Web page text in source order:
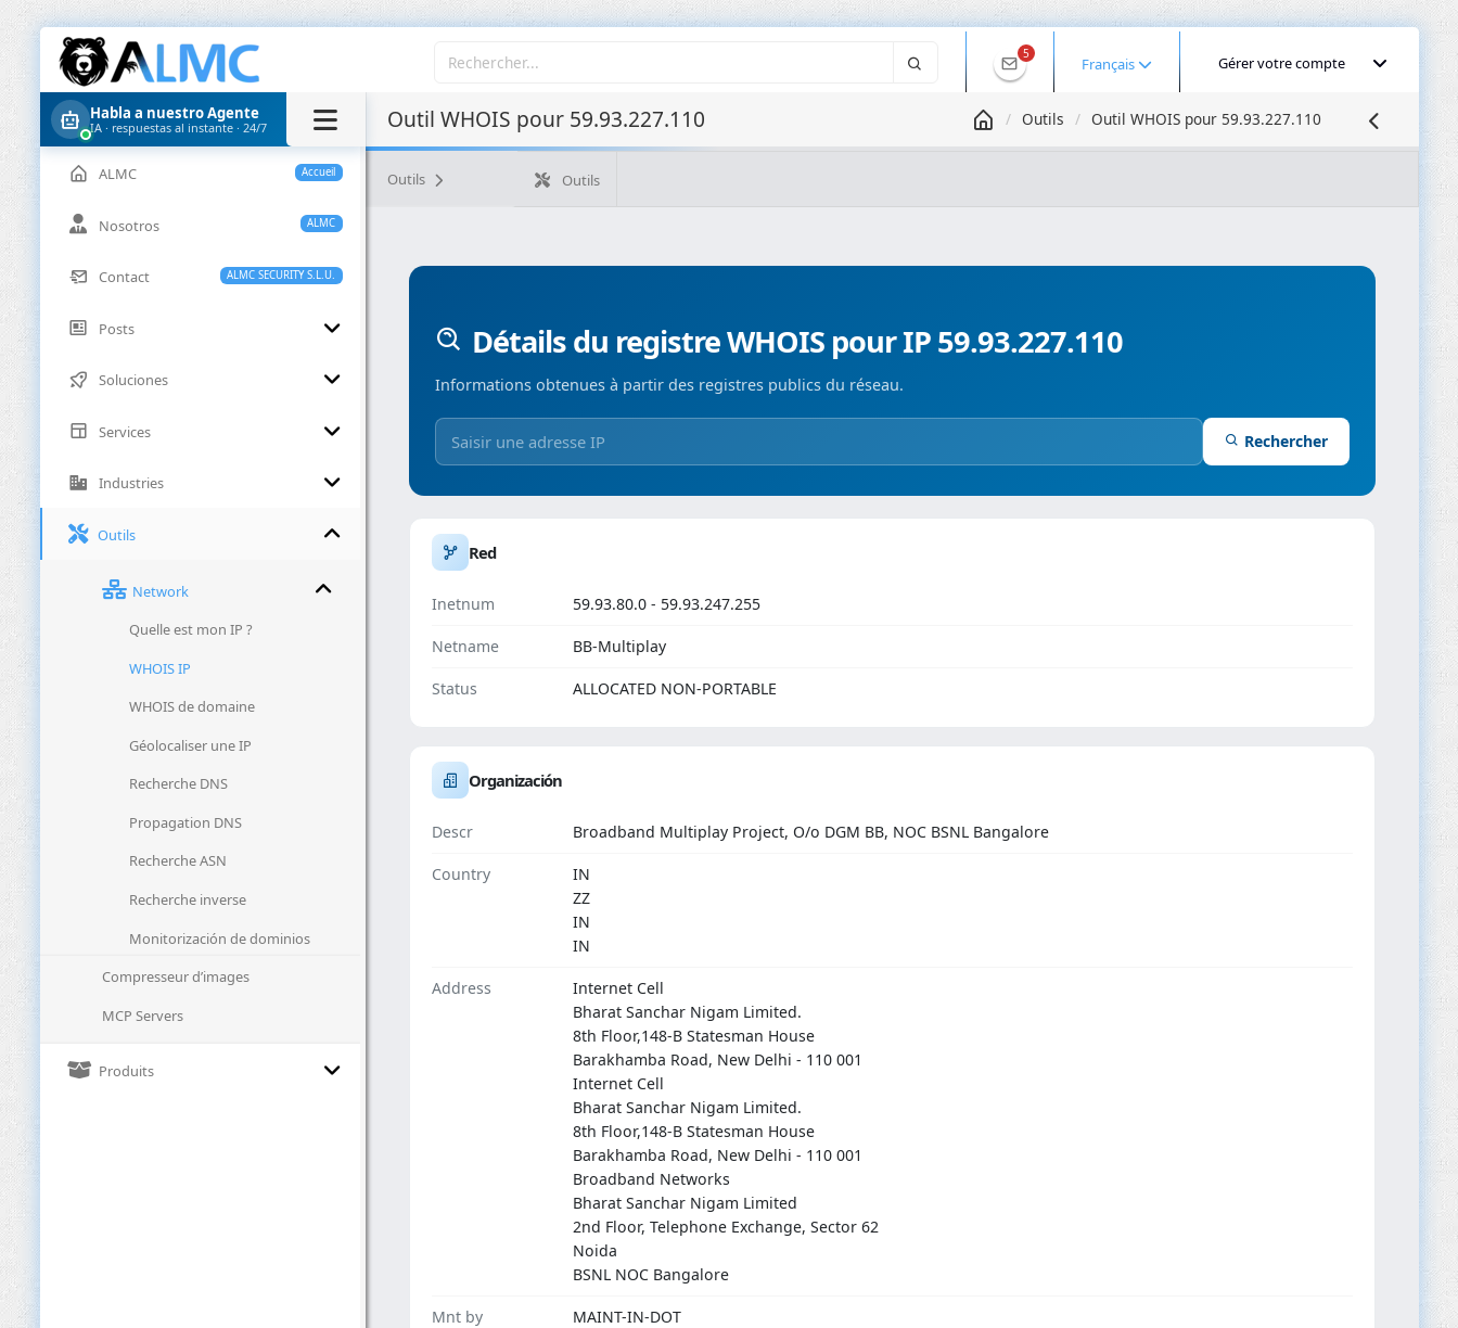
5
Français Gérer votre compte
Habla a nuestro Agente
IA · respuestas al instante · 24/7
Accueil
ALMC
ALMC
Nosotros
ALMC SECURITY S.L.U.
Contact
Posts
Soluciones
Services
Industries
Outils
Network
Quelle est mon IP ?
WHOIS IP
WHOIS de domaine
Géolocaliser une IP
Recherche DNS
Propagation DNS
Recherche ASN
Recherche inverse
Monitorización de dominios
Compresseur d’images
MCP Servers
Produits
Outil WHOIS pour 59.93.227.110 Outils Outil WHOIS pour 59.93.227.110
Outils Outils
Détails du registre WHOIS pour IP 59.93.227.110
Informations obtenues à partir des registres publics du réseau.
Rechercher
Red
Inetnum 59.93.80.0 - 59.93.247.255
Netname BB-Multiplay
Status ALLOCATED NON-PORTABLE
Organización
Descr Broadband Multiplay Project, O/o DGM BB, NOC BSNL Bangalore
Country
IN
ZZ
IN
IN
Address
Internet Cell
Bharat Sanchar Nigam Limited.
8th Floor,148-B Statesman House
Barakhamba Road, New Delhi - 110 001
Internet Cell
Bharat Sanchar Nigam Limited.
8th Floor,148-B Statesman House
Barakhamba Road, New Delhi - 110 001
Broadband Networks
Bharat Sanchar Nigam Limited
2nd Floor, Telephone Exchange, Sector 62
Noida
BSNL NOC Bangalore
Mnt by
MAINT-IN-DOT